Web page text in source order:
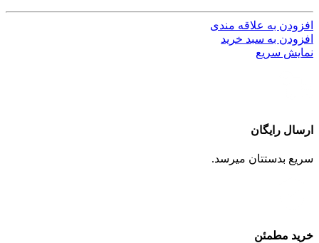
افزودن به علاقه مندی
افزودن به سبد خرید
نمایش سریع
ارسال رایگان
سریع بدستتان میرسد.
خرید مطمئن